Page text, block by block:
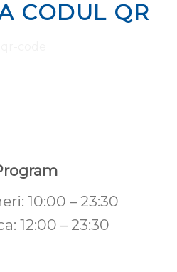
CODUL QR
10:00 – 23:30
12:00 – 23:30